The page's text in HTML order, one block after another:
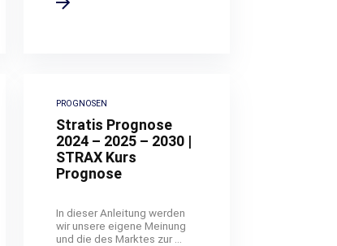
PROGNOSEN
Stratis Prognose
2024 – 2025 – 2030 |
STRAX Kurs
Prognose
In dieser Anleitung werden
wir unsere eigene Meinung
und die des Marktes zur ...